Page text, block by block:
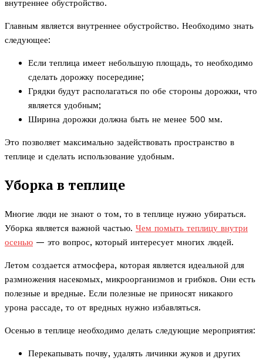
внутреннее обустройство.
Главным является внутреннее обустройство. Необходимо знать
следующее:
Если теплица имеет небольшую площадь, то необходимо
сделать дорожку посередине;
Грядки будут располагаться по обе стороны дорожки, что
является удобным;
Ширина дорожки должна быть не менее 500 мм.
Это позволяет максимально задействовать пространство в
теплице и сделать использование удобным.
Уборка в теплице
Многие люди не знают о том, то в теплице нужно убираться.
Уборка является важной частью. Чем помыть теплицу внутри
осенью — это вопрос, который интересует многих людей.
Летом создается атмосфера, которая является идеальной для
размножения насекомых, микроорганизмов и грибков. Они есть
полезные и вредные. Если полезные не приносят никакого
урона рассаде, то от вредных нужно избавляться.
Осенью в теплице необходимо делать следующие мероприятия:
Перекапывать почву, удалять личинки жуков и других